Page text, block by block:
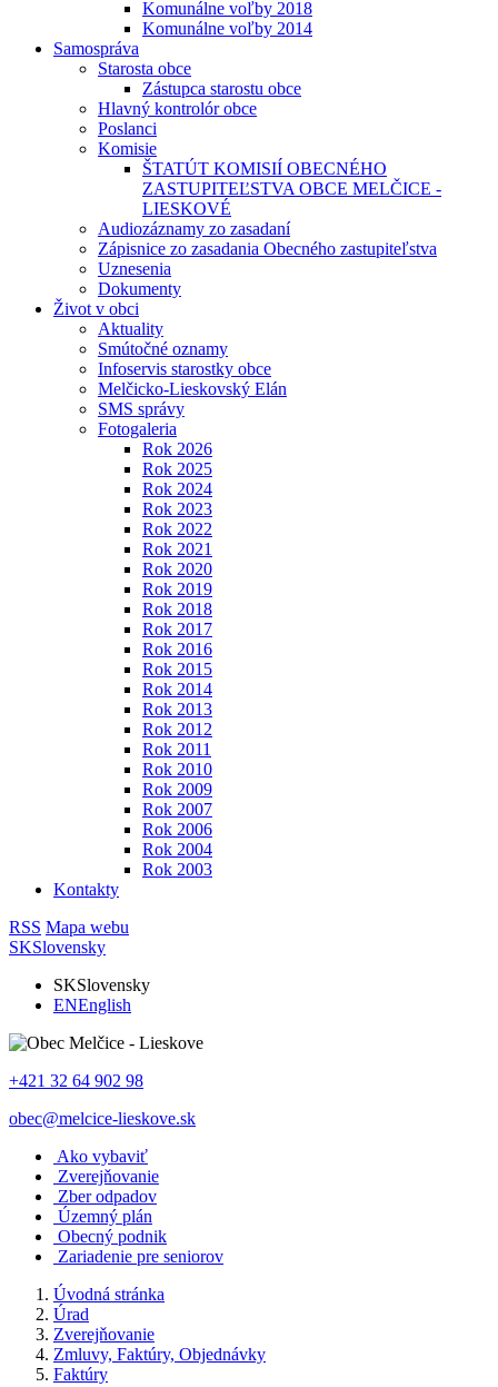
Komunálne voľby 2018
Komunálne voľby 2014
Samospráva
Starosta obce
Zástupca starostu obce
Hlavný kontrolór obce
Poslanci
Komisie
ŠTATÚT KOMISIÍ OBECNÉHO
ZASTUPITEĽSTVA OBCE MELČICE -
LIESKOVÉ
Audiozáznamy zo zasadaní
Zápisnice zo zasadania Obecného zastupiteľstva
Uznesenia
Dokumenty
Život v obci
Aktuality
Smútočné oznamy
Infoservis starostky obce
Melčicko-Lieskovský Elán
SMS správy
Fotogaleria
Rok 2026
Rok 2025
Rok 2024
Rok 2023
Rok 2022
Rok 2021
Rok 2020
Rok 2019
Rok 2018
Rok 2017
Rok 2016
Rok 2015
Rok 2014
Rok 2013
Rok 2012
Rok 2011
Rok 2010
Rok 2009
Rok 2007
Rok 2006
Rok 2004
Rok 2003
Kontakty
RSS Mapa webu
SKSlovensky
SKSlovensky
ENEnglish
+421 32 64 902 98
obec@melcice-lieskove.sk
Ako vybaviť
Zverejňovanie
Zber odpadov
Územný plán
Obecný podnik
Zariadenie pre seniorov
Úvodná stránka
Úrad
Zverejňovanie
Zmluvy, Faktúry, Objednávky
Faktúry